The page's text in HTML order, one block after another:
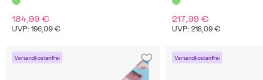
184,99 €
UVP: 196,09 €
217,99 €
UVP: 218,09 €
Versandkostenfrei Versandkostenfrei